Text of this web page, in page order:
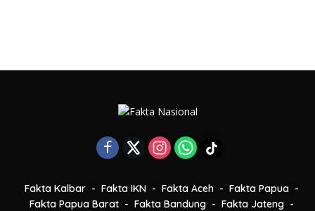
Fakta Kalbar Fakta IKN Fakta Aceh
Fakta Papua
Fakta Papua Barat
Fakta Bandung Fakta Jateng